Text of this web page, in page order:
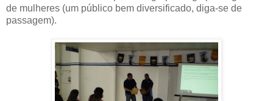
de mulheres (um público bem diversificado, diga-se de
passagem).